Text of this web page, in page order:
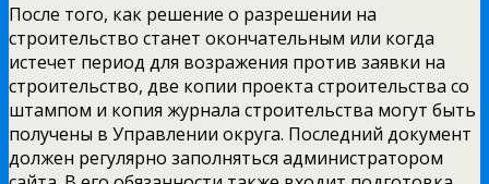
После того, как решение о разрешении на
строительство станет окончательным или когда
истечет период для возражения против заявки на
строительство, две копии проекта строительства со
штампом и копия журнала строительства могут быть
получены в Управлении округа. Последний документ
должен регулярно заполняться администратором